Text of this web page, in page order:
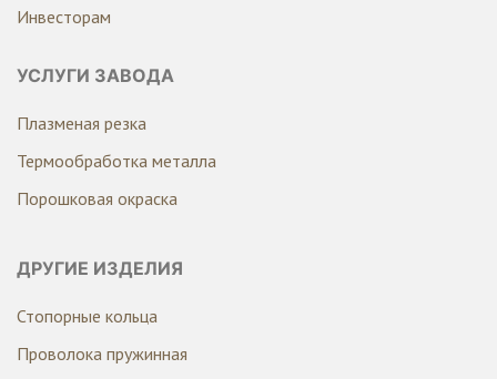
Инвесторам
УСЛУГИ ЗАВОДА
Плазменая резка
Термообработка металла
Порошковая окраска
ДРУГИЕ ИЗДЕЛИЯ
Стопорные кольца
Проволока пружинная